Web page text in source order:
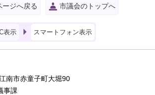
ージへ戻る 市議会のトップへ
表示 スマートフォン表示
南市赤童子町大堀90
事課